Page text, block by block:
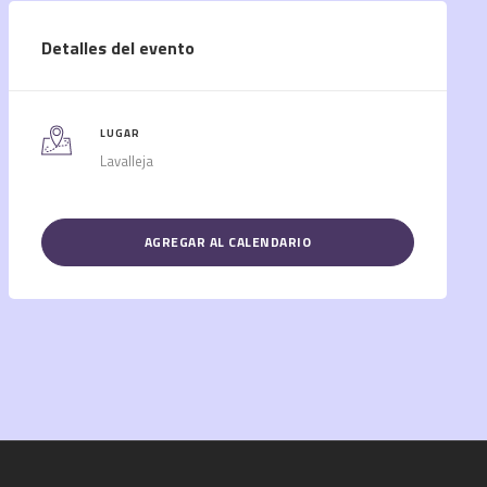
Detalles del evento
LUGAR
Lavalleja
AGREGAR AL CALENDARIO